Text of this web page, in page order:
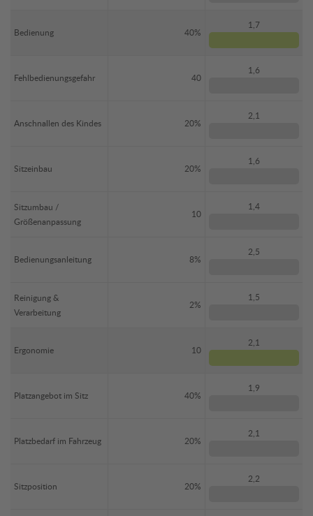
Bedienung 40%
1,7
Fehlbedienungsgefahr 40
1,6
Anschnallen des Kindes 20%
2,1
Sitzeinbau 20%
1,6
Sitzumbau /
Größenanpassung
10
1,4
Bedienungsanleitung 8%
2,5
Reinigung &
Verarbeitung
2%
1,5
Ergonomie 10
2,1
Platzangebot im Sitz 40%
1,9
Platzbedarf im Fahrzeug 20%
2,1
Sitzposition 20%
2,2